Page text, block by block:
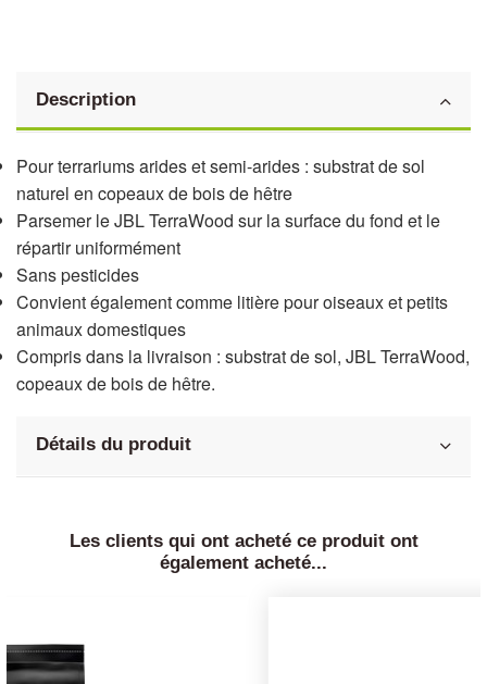
Description
Pour terrariums arides et semi-arides : substrat de sol
naturel en copeaux de bois de hêtre
Parsemer le JBL TerraWood sur la surface du fond et le
répartir uniformément
Sans pesticides
Convient également comme litière pour oiseaux et petits
animaux domestiques
Compris dans la livraison : substrat de sol, JBL TerraWood,
copeaux de bois de hêtre.
Détails du produit
Les clients qui ont acheté ce produit ont
également acheté...